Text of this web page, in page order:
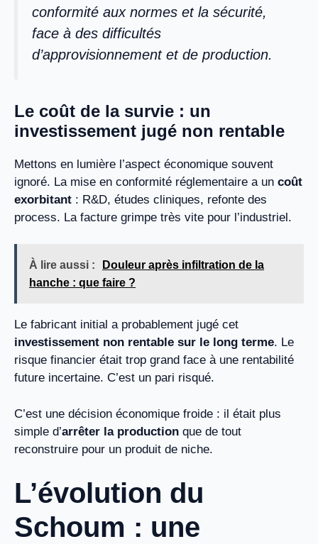
conformité aux normes et la sécurité,
face à des difficultés
d’approvisionnement et de production.
Le coût de la survie : un
investissement jugé non rentable
Mettons en lumière l’aspect économique souvent
ignoré. La mise en conformité réglementaire a un coût
exorbitant : R&D, études cliniques, refonte des
process. La facture grimpe très vite pour l’industriel.
À lire aussi :
Douleur après infiltration de la
hanche : que faire ?
Le fabricant initial a probablement jugé cet
investissement non rentable sur le long terme. Le
risque financier était trop grand face à une rentabilité
future incertaine. C’est un pari risqué.
C’est une décision économique froide : il était plus
simple d’arrêter la production que de tout
reconstruire pour un produit de niche.
L’évolution du
Schoum : une